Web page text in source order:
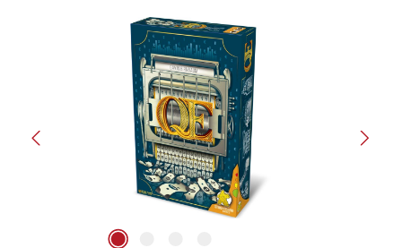
Bildergalerie überspringen